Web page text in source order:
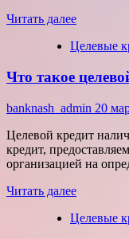
Читать далееПрочитать
о
займам
что
это
такое
Целевые
Что такое
banknash_admin 20
Целевой кредит
кредит,
организацией на
Читать далееПрочитать
о
Целевые